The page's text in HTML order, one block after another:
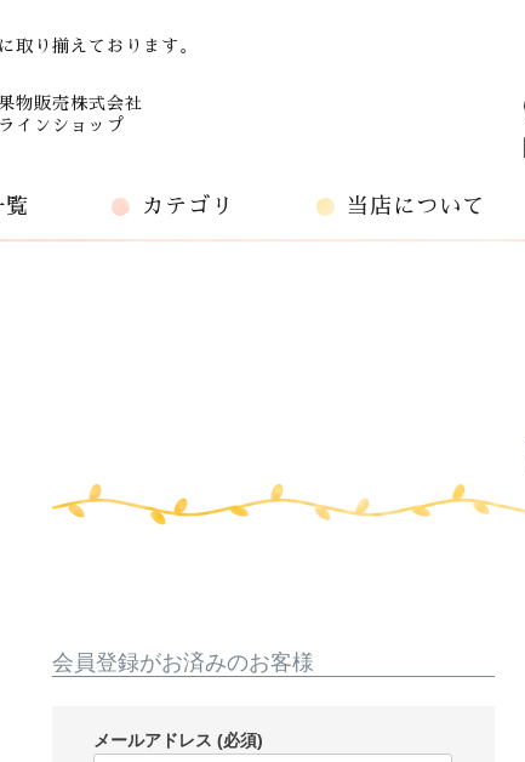
取り揃えております。
物販売株式会社
インショップ
覧 カテゴリ 当店について
会員登録がお済みのお客様
メールアドレス (必須)